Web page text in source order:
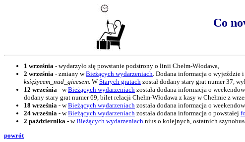
Co
1 września - wydarzyło się powstanie podstrony o linii Chełm-Włodawa,
2 września - zmiany wBieżących wydarzeniach. Dodana informacja o wyjeździe
księżycem_nad_gieesem. W Starych gratach został dodany stary grat numer 37,
12 września - wBieżących wydarzeniach została dodana informacja o
dodany stary grat numer 69, bilet relacji Chełm-Włodawa z kasy w Chełmie z
18 września - wBieżących wydarzeniach została dodana informacja o
24 września - wBieżących wydarzeniach została dodana informacja o powstałej
2 października - wBieżących wydarzeniach nius o kolejnych, ostatnich
powrót